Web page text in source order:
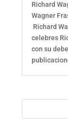
Richard
Wagner
Richard
celebres
con su